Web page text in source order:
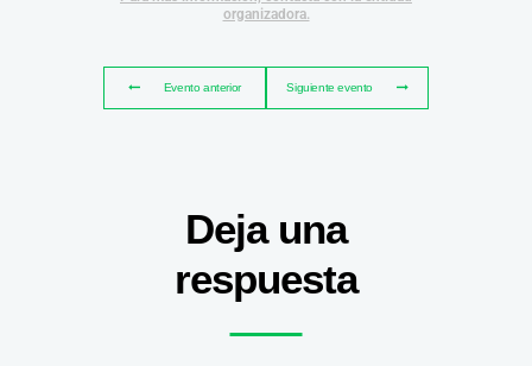
organizadora.
Evento anterior Siguiente evento
Deja una
respuesta